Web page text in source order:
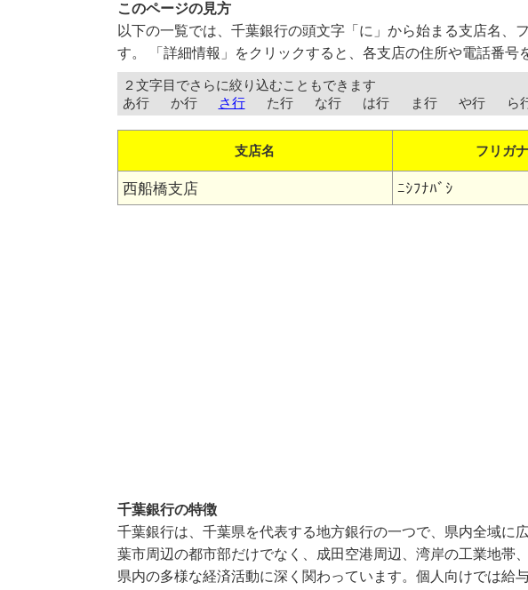
このページの見方
以下の一覧では、千葉銀行の頭文字「に」から始まる支店名、
す。 「詳細情報」をクリックすると、各支店の住所や電話番号
２文字目でさらに絞り込むこともできます
あ行 か行 さ行 た行 な行 は行 ま行 や行 ら
支店名 フリガナ
西船橋支店 ﾆｼﾌﾅﾊﾞｼ
千葉銀行の特徴
千葉銀行は、千葉県を代表する地方銀行の一つで、県内全域に
葉市周辺の都市部だけでなく、成田空港周辺、湾岸の工業地帯
県内の多様な経済活動に深く関わっています。個人向けでは給